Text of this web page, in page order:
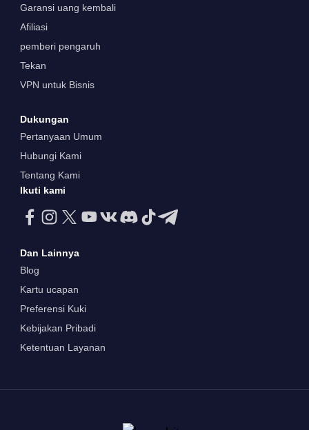
Garansi uang kembali
Afiliasi
pemberi pengaruh
Tekan
VPN untuk Bisnis
Dukungan
Pertanyaan Umum
Hubungi Kami
Tentang Kami
Ikuti kami
Dan Lainnya
Blog
Kartu ucapan
Preferensi Kuki
Kebijakan Pribadi
Ketentuan Layanan